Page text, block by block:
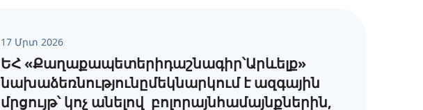
17 Մրտ 2026
ԵՀ «Քաղաքապետերիդաշնագիր՝Արևելք»
նախաձեռնությունըմեկնարկում է ազգային
մրցույթ՝ կոչ անելով բոլորայնհամայնքներին,